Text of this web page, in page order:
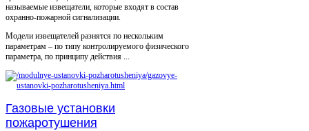
называемые извещатели, которые входят в состав
охранно-пожарной сигнализации.
Модели извещателей разнятся по нескольким
параметрам – по типу контролируемого физического
параметра, по принципу действия ...
Газовые установки
пожаротушения